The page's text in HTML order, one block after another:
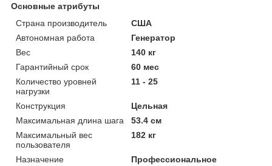
Основные атрибуты
Страна производитель
США
Автономная работа
Генератор
Вес
140 кг
Гарантийный срок
60 мес
Количество уровней
нагрузки
11 - 25
Конструкция
Цельная
Максимальная длина шага
53.4 см
Максимальный вес
пользователя
182 кг
Назначение Профессиональное